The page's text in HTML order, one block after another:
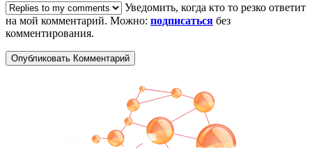
Уведомить, когда кто то резко ответит
на мой комментарий. Можно: подписаться без
комментирования.